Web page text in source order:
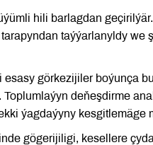
hili barlagdan
taýýarlanyldy we
görkezijiler boýunça
deňeşdirme
ýagdaýyny kesgitlemäge
gögerijiligi, kesellere